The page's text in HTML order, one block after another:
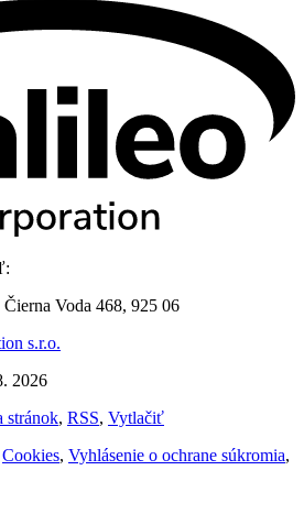
Voda 468, 925 06
s.r.o.
2026
stránok, RSS, Vytlačiť
Cookies, Vyhlásenie o ochrane súkromia,